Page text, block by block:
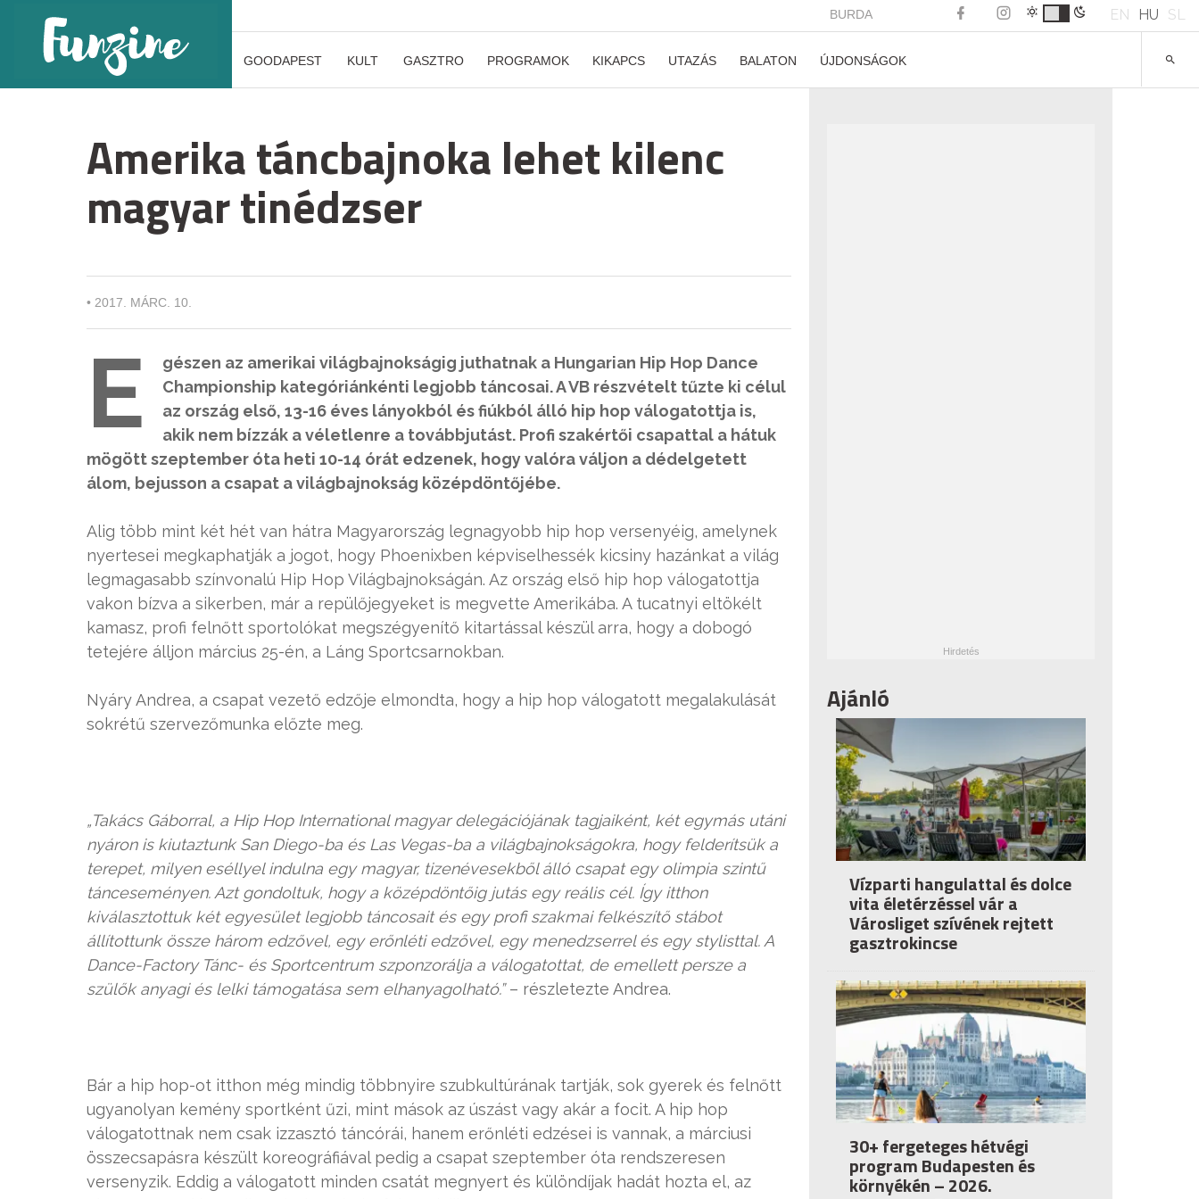
BURDA EN HU SL
GOODAPEST KULT GASZTRO PROGRAMOK KIKAPCS UTAZÁS BALATON ÚJDONSÁGOK
Amerika táncbajnoka lehet kilenc
magyar tinédzser
• 2017. MÁRC. 10.
E
gészen az amerikai világbajnokságig juthatnak a Hungarian Hip Hop Dance
Championship kategóriánkénti legjobb táncosai. A VB részvételt tűzte ki célul
az ország első, 13-16 éves lányokból és fiúkból álló hip hop válogatottja is,
akik nem bízzák a véletlenre a továbbjutást. Profi szakértői csapattal a hátuk
mögött szeptember óta heti 10-14 órát edzenek, hogy valóra váljon a dédelgetett
álom, bejusson a csapat a világbajnokság középdöntőjébe.
Alig több mint két hét van hátra Magyarország legnagyobb hip hop versenyéig, amelynek
nyertesei megkaphatják a jogot, hogy Phoenixben képviselhessék kicsiny hazánkat a világ
legmagasabb színvonalú Hip Hop Világbajnokságán. Az ország első hip hop válogatottja
vakon bízva a sikerben, már a repülőjegyeket is megvette Amerikába. A tucatnyi eltökélt
kamasz, profi felnőtt sportolókat megszégyenítő kitartással készül arra, hogy a dobogó
tetejére álljon március 25-én, a Láng Sportcsarnokban.
Nyáry Andrea, a csapat vezető edzője elmondta, hogy a hip hop válogatott megalakulását
sokrétű szervezőmunka előzte meg.
„Takács Gáborral, a Hip Hop International magyar delegációjának tagjaiként, két egymás utáni
nyáron is kiutaztunk San Diego-ba és Las Vegas-ba a világbajnokságokra, hogy felderítsük a
terepet, milyen eséllyel indulna egy magyar, tizenévesekből álló csapat egy olimpia szintű
tánceseményen. Azt gondoltuk, hogy a középdöntőig jutás egy reális cél. Így itthon
kiválasztottuk két egyesület legjobb táncosait és egy profi szakmai felkészítő stábot
állítottunk össze három edzővel, egy erőnléti edzővel, egy menedzserrel és egy stylisttal. A
Dance-Factory Tánc- és Sportcentrum szponzorálja a válogatottat, de emellett persze a
szülők anyagi és lelki támogatása sem elhanyagolható.”– részletezte Andrea.
Bár a hip hop-ot itthon még mindig többnyire szubkultúrának tartják, sok gyerek és felnőtt
ugyanolyan kemény sportként űzi, mint mások az úszást vagy akár a focit. A hip hop
válogatottnak nem csak izzasztó táncórái, hanem erőnléti edzései is vannak, a márciusi
összecsapásra készült koreográfiával pedig a csapat szeptember óta rendszeresen
versenyzik. Eddig a válogatott minden csatát megnyert és különdíjak hadát hozta el, az
Ajánló
Vízparti hangulattal és dolce
vita életérzéssel vár a
Városliget szívének rejtett
gasztrokincse
30+ fergeteges hétvégi
program Budapesten és
környékén – 2026.